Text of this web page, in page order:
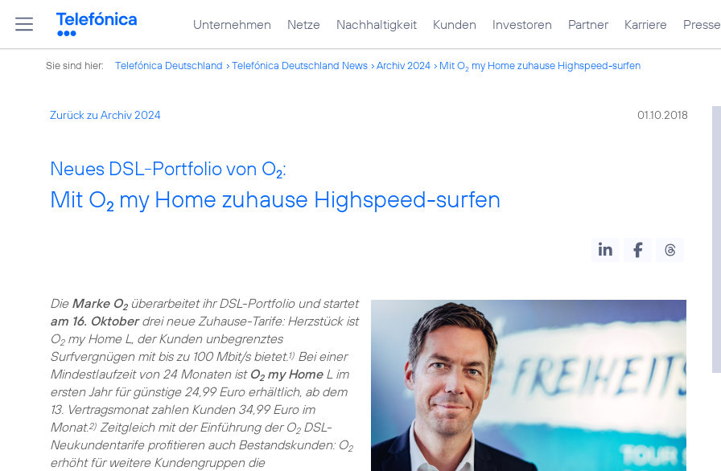
Unternehmen Netze Nachhaltigkeit Kunden Investoren Partner Karriere Presse
Sie sind hier: Telefónica Deutschland Telefónica Deutschland News Archiv 2024 Mit O2 my Home zuhause Highspeed-surfen
Zurück zu Archiv 2024 01.10.2018
Neues DSL-Portfolio von O2:
Mit O2 my Home zuhause Highspeed-surfen
Die Marke O2überarbeitet ihr DSL-Portfolio und startet
am 16. Oktoberdrei neue Zuhause-Tarife: Herzstück ist
O2my Home L, der Kunden unbegrenztes
Surfvergnügen mit bis zu 100 Mbit/s bietet.1) Bei einer
Mindestlaufzeit von 24 Monaten ist O2my HomeL im
ersten Jahr für günstige 24,99 Euro erhältlich, ab dem
13. Vertragsmonat zahlen Kunden 34,99 Euro im
Monat.2) Zeitgleich mit der Einführung der O2DSL-
Neukundentarife profitieren auch Bestandskunden: O2
erhöht für weitere Kundengruppen die